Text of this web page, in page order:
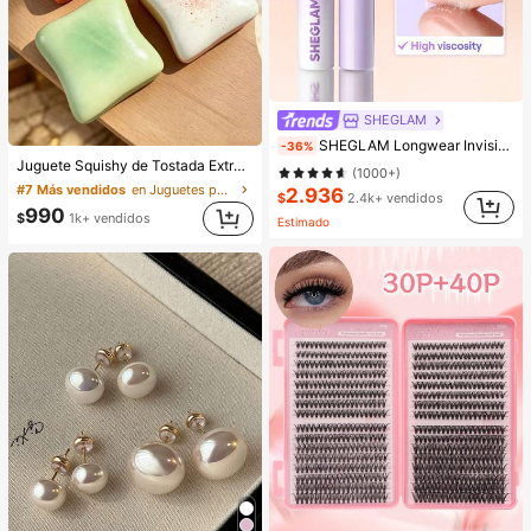
Juguete Squishy de Tostada Extra Grande, Tostada de Mantequilla Super Suave Juguete Anti-Estrés para Apretar, Disponible en Rosa, Amarillo, Blanco y Verde, Juguete Squishy Anti-Estrés -- Perfecto para Regalos de Cumpleaños y Festivos, Pequeños Regalos Sorpresa Diarios, Kawaii, Elevador del Ánimo
#7 Más vendidos
en Juguetes para apretar para adolescentes
$990 1k+ vendidos
SHEGLAM
-36% SHEGLAM Longwear Invisible Hold Pegamento para Pestañas-Clear Marca de Belleza Cosmética Maquillaje para Mujeres y Niñas
(1000+)
$2.936 2.4k+ vendidos
Estimado